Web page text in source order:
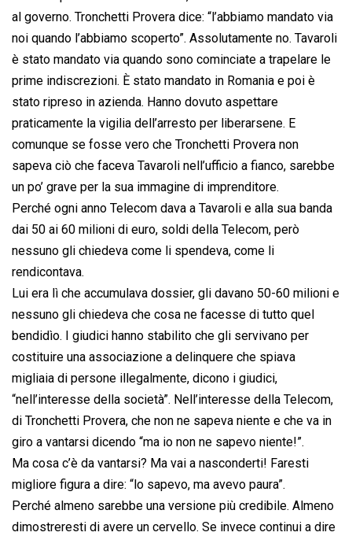
al governo. Tronchetti Provera dice: “l’abbiamo mandato via
noi quando l’abbiamo scoperto”. Assolutamente no. Tavaroli
è stato mandato via quando sono cominciate a trapelare le
prime indiscrezioni. È stato mandato in Romania e poi è
stato ripreso in azienda. Hanno dovuto aspettare
praticamente la vigilia dell’arresto per liberarsene. E
comunque se fosse vero che Tronchetti Provera non
sapeva ciò che faceva Tavaroli nell’ufficio a fianco, sarebbe
un po’ grave per la sua immagine di imprenditore.
Perché ogni anno Telecom dava a Tavaroli e alla sua banda
dai 50 ai 60 milioni di euro, soldi della Telecom, però
nessuno gli chiedeva come li spendeva, come li
rendicontava.
Lui era lì che accumulava dossier, gli davano 50-60 milioni e
nessuno gli chiedeva che cosa ne facesse di tutto quel
bendidìo. I giudici hanno stabilito che gli servivano per
costituire una associazione a delinquere che spiava
migliaia di persone illegalmente, dicono i giudici,
“nell’interesse della società”. Nell’interesse della Telecom,
di Tronchetti Provera, che non ne sapeva niente e che va in
giro a vantarsi dicendo “ma io non ne sapevo niente!”.
Ma cosa c’è da vantarsi? Ma vai a nasconderti! Faresti
migliore figura a dire: “lo sapevo, ma avevo paura”.
Perché almeno sarebbe una versione più credibile. Almeno
dimostreresti di avere un cervello. Se invece continui a dire